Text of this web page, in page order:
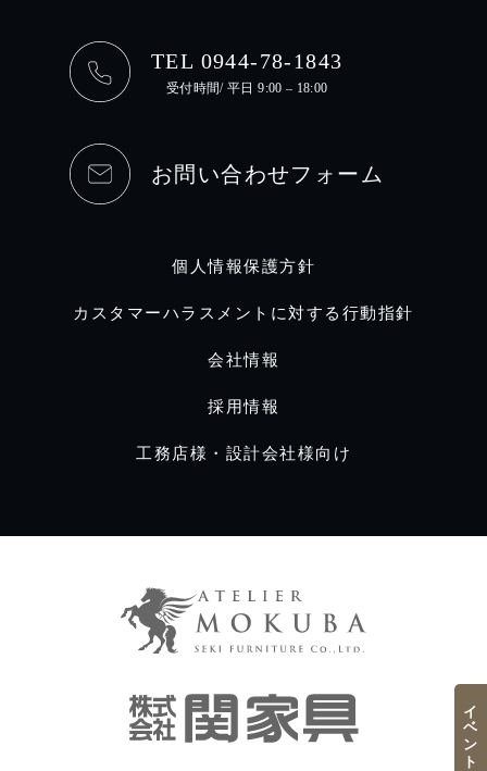
TEL 0944-78-1843
受付時間/ 平日 9:00 – 18:00
お問い合わせフォーム
個人情報保護方針
カスタマーハラスメントに対する行動指針
会社情報
採用情報
工務店様・設計会社様向け